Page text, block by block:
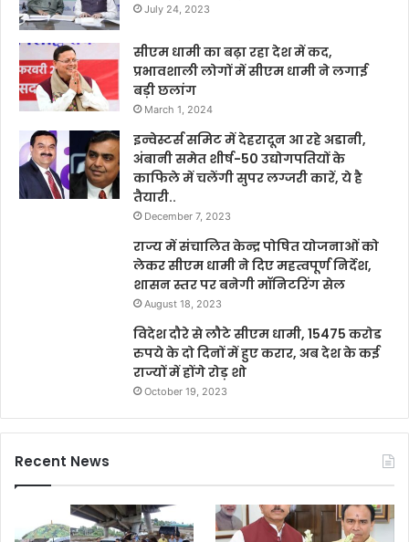
July 24, 2023
सीएम धामी का बढ़ा रहा देश में कद,
प्रभावशाली लोगों में सीएम धामी ने लगाई
बड़ी छलांग
March 1, 2024
इन्वेस्टर्स समिट में देहरादून आ रहे अडानी,
अंबानी समेत शीर्ष-50 उद्योगपतियों के
काफिले में चलेंगी सुपर लग्जरी कारें, ये है
तैयारी..
December 7, 2023
राज्य में संचालित केन्द्र पोषित योजनाओं को
लेकर सीएम धामी ने दिए महत्वपूर्ण निर्देश,
शासन स्तर पर बनेगी मॉनिटरिंग सेल
August 18, 2023
विदेश दौरे से लौटे सीएम धामी, 15475 करोड
रुपये के दो दिनों में हुए करार, अब देश के कई
राज्यों में होंगे रोड़ शो
October 19, 2023
Recent News